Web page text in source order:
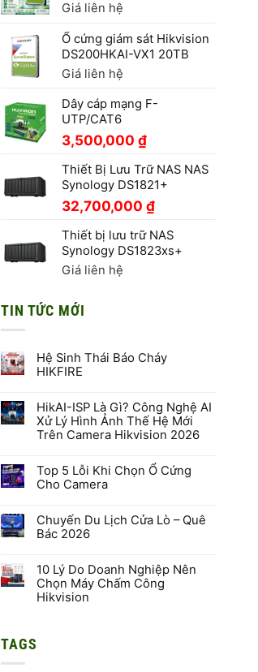
Giá liên hệ
Ổ cứng giám sát Hikvision
DS200HKAI-VX1 20TB
Giá liên hệ
Dây cáp mạng F-
UTP/CAT6
3,500,000 ₫
Thiết Bị Lưu Trữ NAS NAS
Synology DS1821+
32,700,000 ₫
Thiết bị lưu trữ NAS
Synology DS1823xs+
Giá liên hệ
TIN TỨC MỚI
Hệ Sinh Thái Báo Cháy
HIKFIRE
bình
luận
ở
Hệ
Báo
Cháy
HIKFIRE
HikAI-ISP Là Gì? Công Nghệ AI
Xử Lý Hình Ảnh Thế Hệ Mới
Trên Camera Hikvision 2026
bình
luận
ở
Là
Gì?
Công
Xử
Lý
Hình
Ảnh
Camera
Top 5 Lỗi Khi Chọn Ổ Cứng
Cho Camera
bình
luận
ở
Lỗi
Khi
Chọn
Ổ
Chuyến Du Lịch Cửa Lò – Quê
Bác 2026
bình
luận
ở
Chuyến
–
10 Lý Do Doanh Nghiệp Nên
Chọn Máy Chấm Công
Hikvision
ở
TAGS